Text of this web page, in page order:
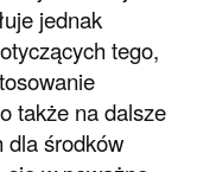
jednak
tego,
także na dalsze
dla środków